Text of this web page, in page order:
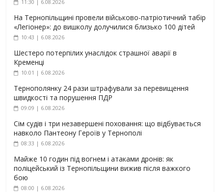
11:30 | 6.08.2026
На Тернопільщині провели військово-патріотичний табір
«Легіонер»: до вишколу долучилися близько 100 дітей
10:43 | 6.08.2026
Шестеро потерпілих унаслідок страшної аварії в
Кременці
10:01 | 6.08.2026
Тернополянку 24 рази штрафували за перевищення
швидкості та порушення ПДР
09:09 | 6.08.2026
Сім судів і три незавершені поховання: що відбувається
навколо Пантеону Героїв у Тернополі
08:33 | 6.08.2026
Майже 10 годин під вогнем і атаками дронів: як
поліцейський із Тернопільщини вижив після важкого
бою
08:00 | 6.08.2026